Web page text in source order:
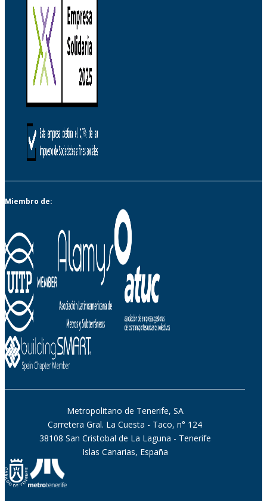
Miembro de:
Metropolitano de Tenerife, SA
Carretera Gral. La Cuesta - Taco, n° 124
38108 San Cristobal de La Laguna - Tenerife
Islas Canarias, España